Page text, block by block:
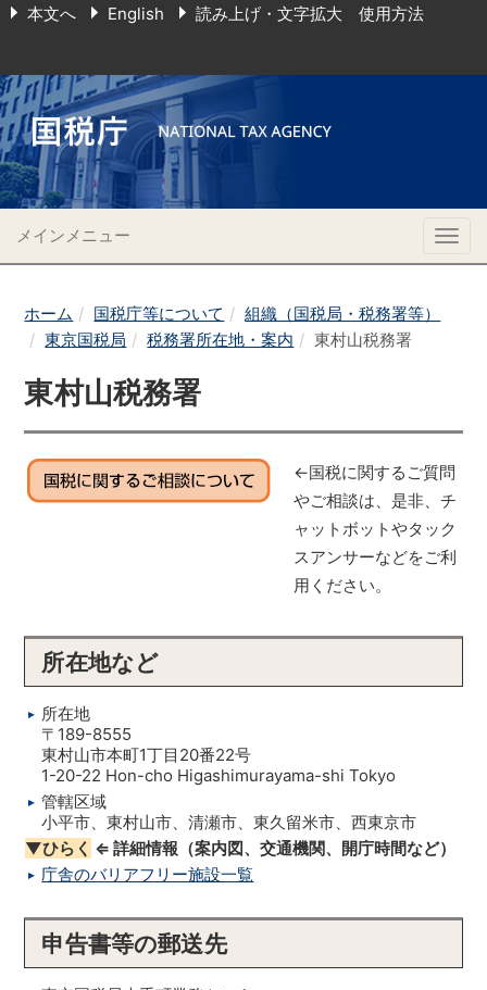
本文へ English 読み上げ・文字拡大 使用方法
メインメニュー
ホーム 国税庁等について
組織（国税局・税務署等）
東京国税局
税務署所在地・案内 東村山税務署
東村山税務署
←国税に関するご質問
やご相談は、是非、チ
ャットボットやタック
スアンサーなどをご利
用ください。
所在地など
所在地
〒189-8555
東村山市本町1丁目20番22号
1-20-22 Hon-cho Higashimurayama-shi Tokyo
管轄区域
小平市、東村山市、清瀬市、東久留米市、西東京市
▼ひらく ⇐ 詳細情報（案内図、交通機関、開庁時間など）
庁舎のバリアフリー施設一覧
申告書等の郵送先